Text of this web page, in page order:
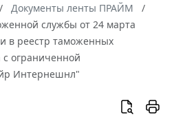
Документы ленты ПРАЙМ
службы от 24 марта
в реестр таможенных
с ограниченной
Интернешнл"